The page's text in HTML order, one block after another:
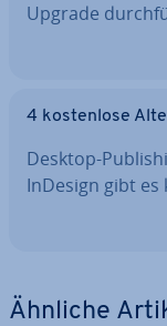
Upgrade
4 kos­ten­lo­se
Desktop-
InDesign gibt
Ähnliche